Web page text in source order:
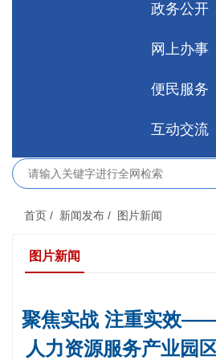
政务公开
网上办事
便民服务
互动交流
首页 / 新闻发布 / 图片新闻
图片新闻
聚焦实战 注重实效
人力资源服务产业园